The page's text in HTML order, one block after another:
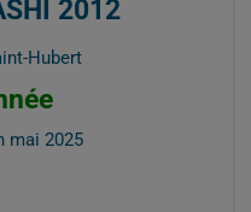
2012
Hubert
mai 2025